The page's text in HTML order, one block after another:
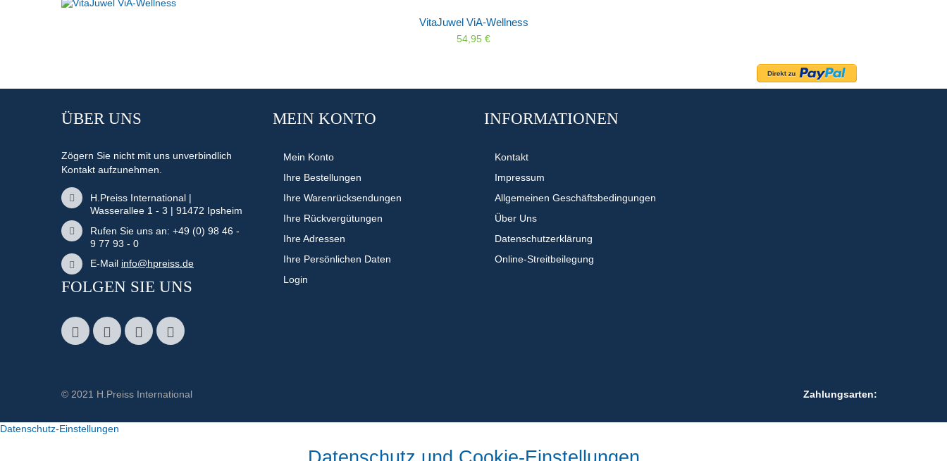
VitaJuwel ViA-Wellness
54,95 €
ÜBER UNS
Zögern Sie nicht mit uns unverbindlich
Kontakt aufzunehmen.
H.Preiss International |
Wasserallee 1 - 3 | 91472 Ipsheim
Rufen Sie uns an: +49 (0) 98 46 -
9 77 93 - 0
E-Mail info@hpreiss.de
FOLGEN SIE UNS
MEIN KONTO
Mein Konto
Ihre Bestellungen
Ihre Warenrücksendungen
Ihre Rückvergütungen
Ihre Adressen
Ihre Persönlichen Daten
Login
INFORMATIONEN
Kontakt
Impressum
Allgemeinen Geschäftsbedingungen
Über Uns
Datenschutzerklärung
Online-Streitbeilegung
© 2021 H.Preiss International Zahlungsarten:
Datenschutz-Einstellungen